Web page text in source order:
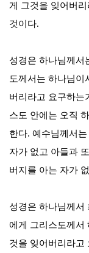
게 그것을 잊어버
것이다.
성경은 하나님께서
도께서는 하나님이
버리라고 요구하는
스도 안에는 오직
한다. 예수님께서
자가 없고 아들과
버지를 아는 자가
성경은 하나님께서
에게 그리스도께서
것을 잊어버리라고